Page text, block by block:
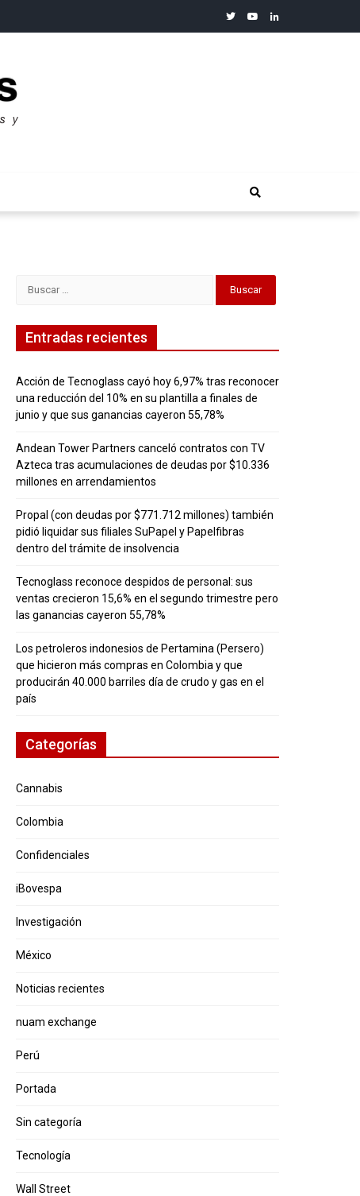
twitteryoutubelinkedin
Entradas recientes
Acción de Tecnoglass cayó hoy 6,97% tras reconocer
una reducción del 10% en su plantilla a finales de
junio y que sus ganancias cayeron 55,78%
Andean Tower Partners canceló contratos con TV
Azteca tras acumulaciones de deudas por $10.336
millones en arrendamientos
Propal (con deudas por $771.712 millones) también
pidió liquidar sus filiales SuPapel y Papelfibras
dentro del trámite de insolvencia
Tecnoglass reconoce despidos de personal: sus
ventas crecieron 15,6% en el segundo trimestre pero
las ganancias cayeron 55,78%
Los petroleros indonesios de Pertamina (Persero)
que hicieron más compras en Colombia y que
producirán 40.000 barriles día de crudo y gas en el
país
Categorías
Cannabis
Colombia
Confidenciales
iBovespa
Investigación
México
Noticias recientes
nuam exchange
Perú
Portada
Sin categoría
Tecnología
Wall Street